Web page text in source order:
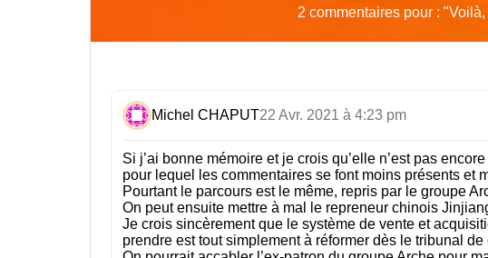
2 commentaires pour : "Voilà,
Michel CHAPUT22 Avr. 2021 à 4:23 pm
Si j’ai bonne mémoire et je crois qu’elle n’est pas
pour lequel les commentaires se font moins présents et
Pourtant le parcours est le même, repris par le groupe
On peut ensuite mettre à mal le repreneur chinois
Je crois sincèrement que le système de vente et
prendre est tout simplement à réformer dès le tribunal